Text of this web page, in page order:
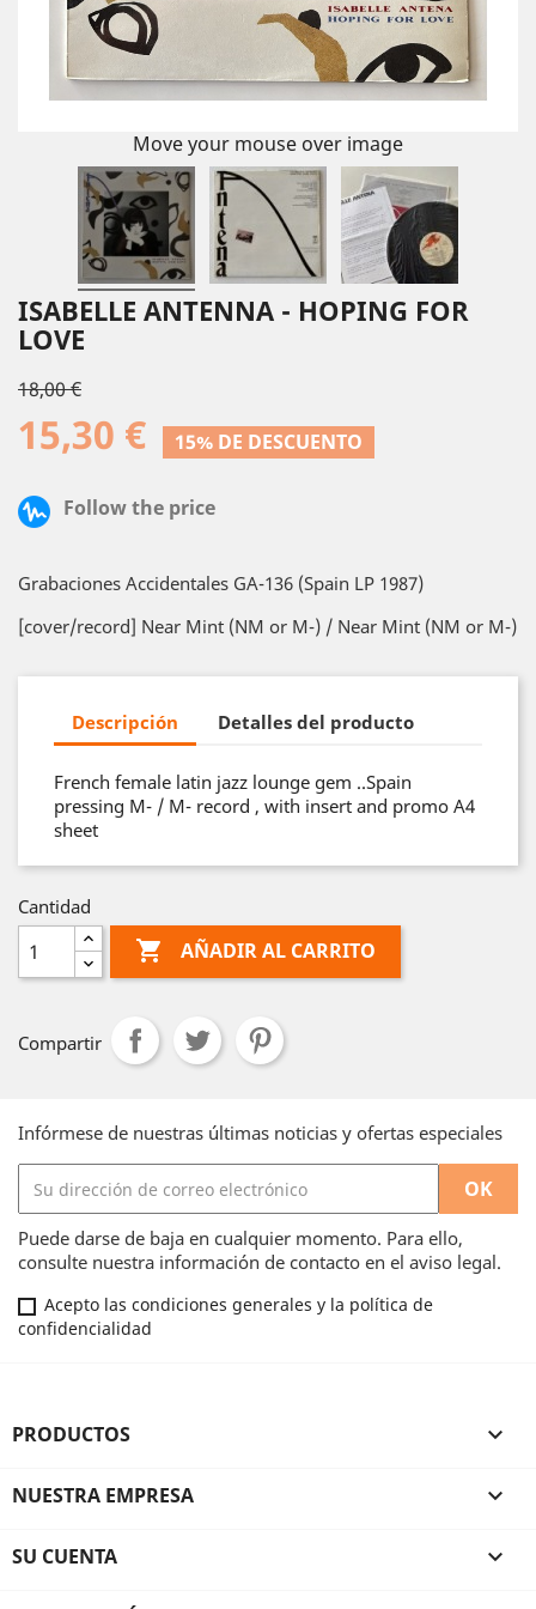
Move your mouse over image
ISABELLE ANTENNA - HOPING FOR
LOVE
18,00 €
15,30 € 15% DE DESCUENTO
Follow the price
Grabaciones Accidentales GA-136 (Spain LP 1987)
[cover/record] Near Mint (NM or M-) / Near Mint (NM or M-)
Descripción Detalles del producto
French female latin jazz lounge gem ..Spain
pressing M- / M- record , with insert and promo A4
sheet
Cantidad
 AÑADIR AL CARRITO
Compartir
Infórmese de nuestras últimas noticias y ofertas especiales
Puede darse de baja en cualquier momento. Para ello,
consulte nuestra información de contacto en el aviso legal.
Acepto las condiciones generales y la política de
confidencialidad
PRODUCTOS 
NUESTRA EMPRESA 
SU CUENTA 